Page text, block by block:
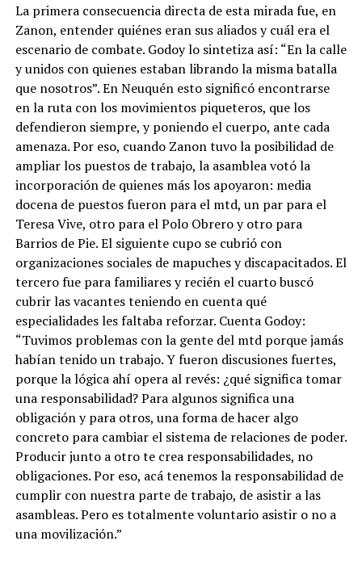
La primera consecuencia directa de esta mirada fue, en
Zanon, entender quiénes eran sus aliados y cuál era el
escenario de combate. Godoy lo sintetiza así: “En la calle
y unidos con quienes estaban librando la misma batalla
que nosotros”. En Neuquén esto significó encontrarse
en la ruta con los movimientos piqueteros, que los
defendieron siempre, y poniendo el cuerpo, ante cada
amenaza. Por eso, cuando Zanon tuvo la posibilidad de
ampliar los puestos de trabajo, la asamblea votó la
incorporación de quienes más los apoyaron: media
docena de puestos fueron para el mtd, un par para el
Teresa Vive, otro para el Polo Obrero y otro para
Barrios de Pie. El siguiente cupo se cubrió con
organizaciones sociales de mapuches y discapacitados. El
tercero fue para familiares y recién el cuarto buscó
cubrir las vacantes teniendo en cuenta qué
especialidades les faltaba reforzar. Cuenta Godoy:
“Tuvimos problemas con la gente del mtd porque jamás
habían tenido un trabajo. Y fueron discusiones fuertes,
porque la lógica ahí opera al revés: ¿qué significa tomar
una responsabilidad? Para algunos significa una
obligación y para otros, una forma de hacer algo
concreto para cambiar el sistema de relaciones de poder.
Producir junto a otro te crea responsabilidades, no
obligaciones. Por eso, acá tenemos la responsabilidad de
cumplir con nuestra parte de trabajo, de asistir a las
asambleas. Pero es totalmente voluntario asistir o no a
una movilización.”